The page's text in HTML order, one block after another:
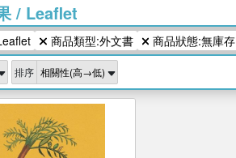
/ Leaflet
商品類型:外文書 商品狀態:無庫存
排序